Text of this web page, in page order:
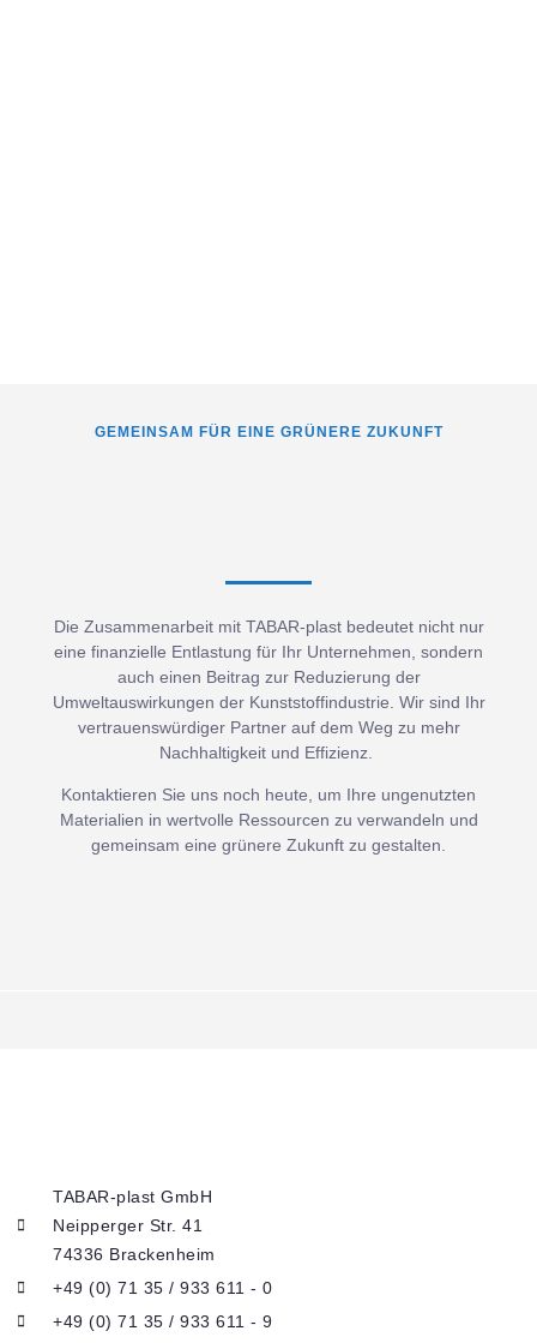
GEMEINSAM FÜR EINE GRÜNERE ZUKUNFT
Die Zusammenarbeit mit TABAR-plast bedeutet nicht nur
eine finanzielle Entlastung für Ihr Unternehmen, sondern
auch einen Beitrag zur Reduzierung der
Umweltauswirkungen der Kunststoffindustrie. Wir sind Ihr
vertrauenswürdiger Partner auf dem Weg zu mehr
Nachhaltigkeit und Effizienz.
Kontaktieren Sie uns noch heute, um Ihre ungenutzten
Materialien in wertvolle Ressourcen zu verwandeln und
gemeinsam eine grünere Zukunft zu gestalten.
TABAR-plast GmbH
Neipperger Str. 41
74336 Brackenheim
+49 (0) 71 35 / 933 611 - 0
+49 (0) 71 35 / 933 611 - 9